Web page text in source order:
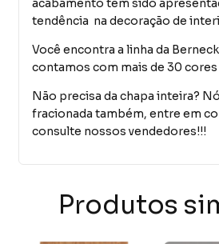
acabamento tem sido
tendência na decoração de
Você encontra a linha da
contamos com mais de 30
Não precisa da chapa inteira?
fracionada também, entre em
consulte nossos vendedores!!!
Produtos